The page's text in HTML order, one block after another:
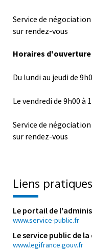
Service de
sur rendez-vous
Horaires d'ouverture
Du lundi au jeudi de
Le vendredi de 9h00 à
Service de
sur rendez-vous
Liens pratiques
Le portail de
www.service-public.fr
Le service public de
www.legifrance.gouv.fr